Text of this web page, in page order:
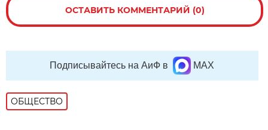
ОСТАВИТЬ КОММЕНТАРИЙ (0)
Подписывайтесь на АиФ в MAX
ОБЩЕСТВО